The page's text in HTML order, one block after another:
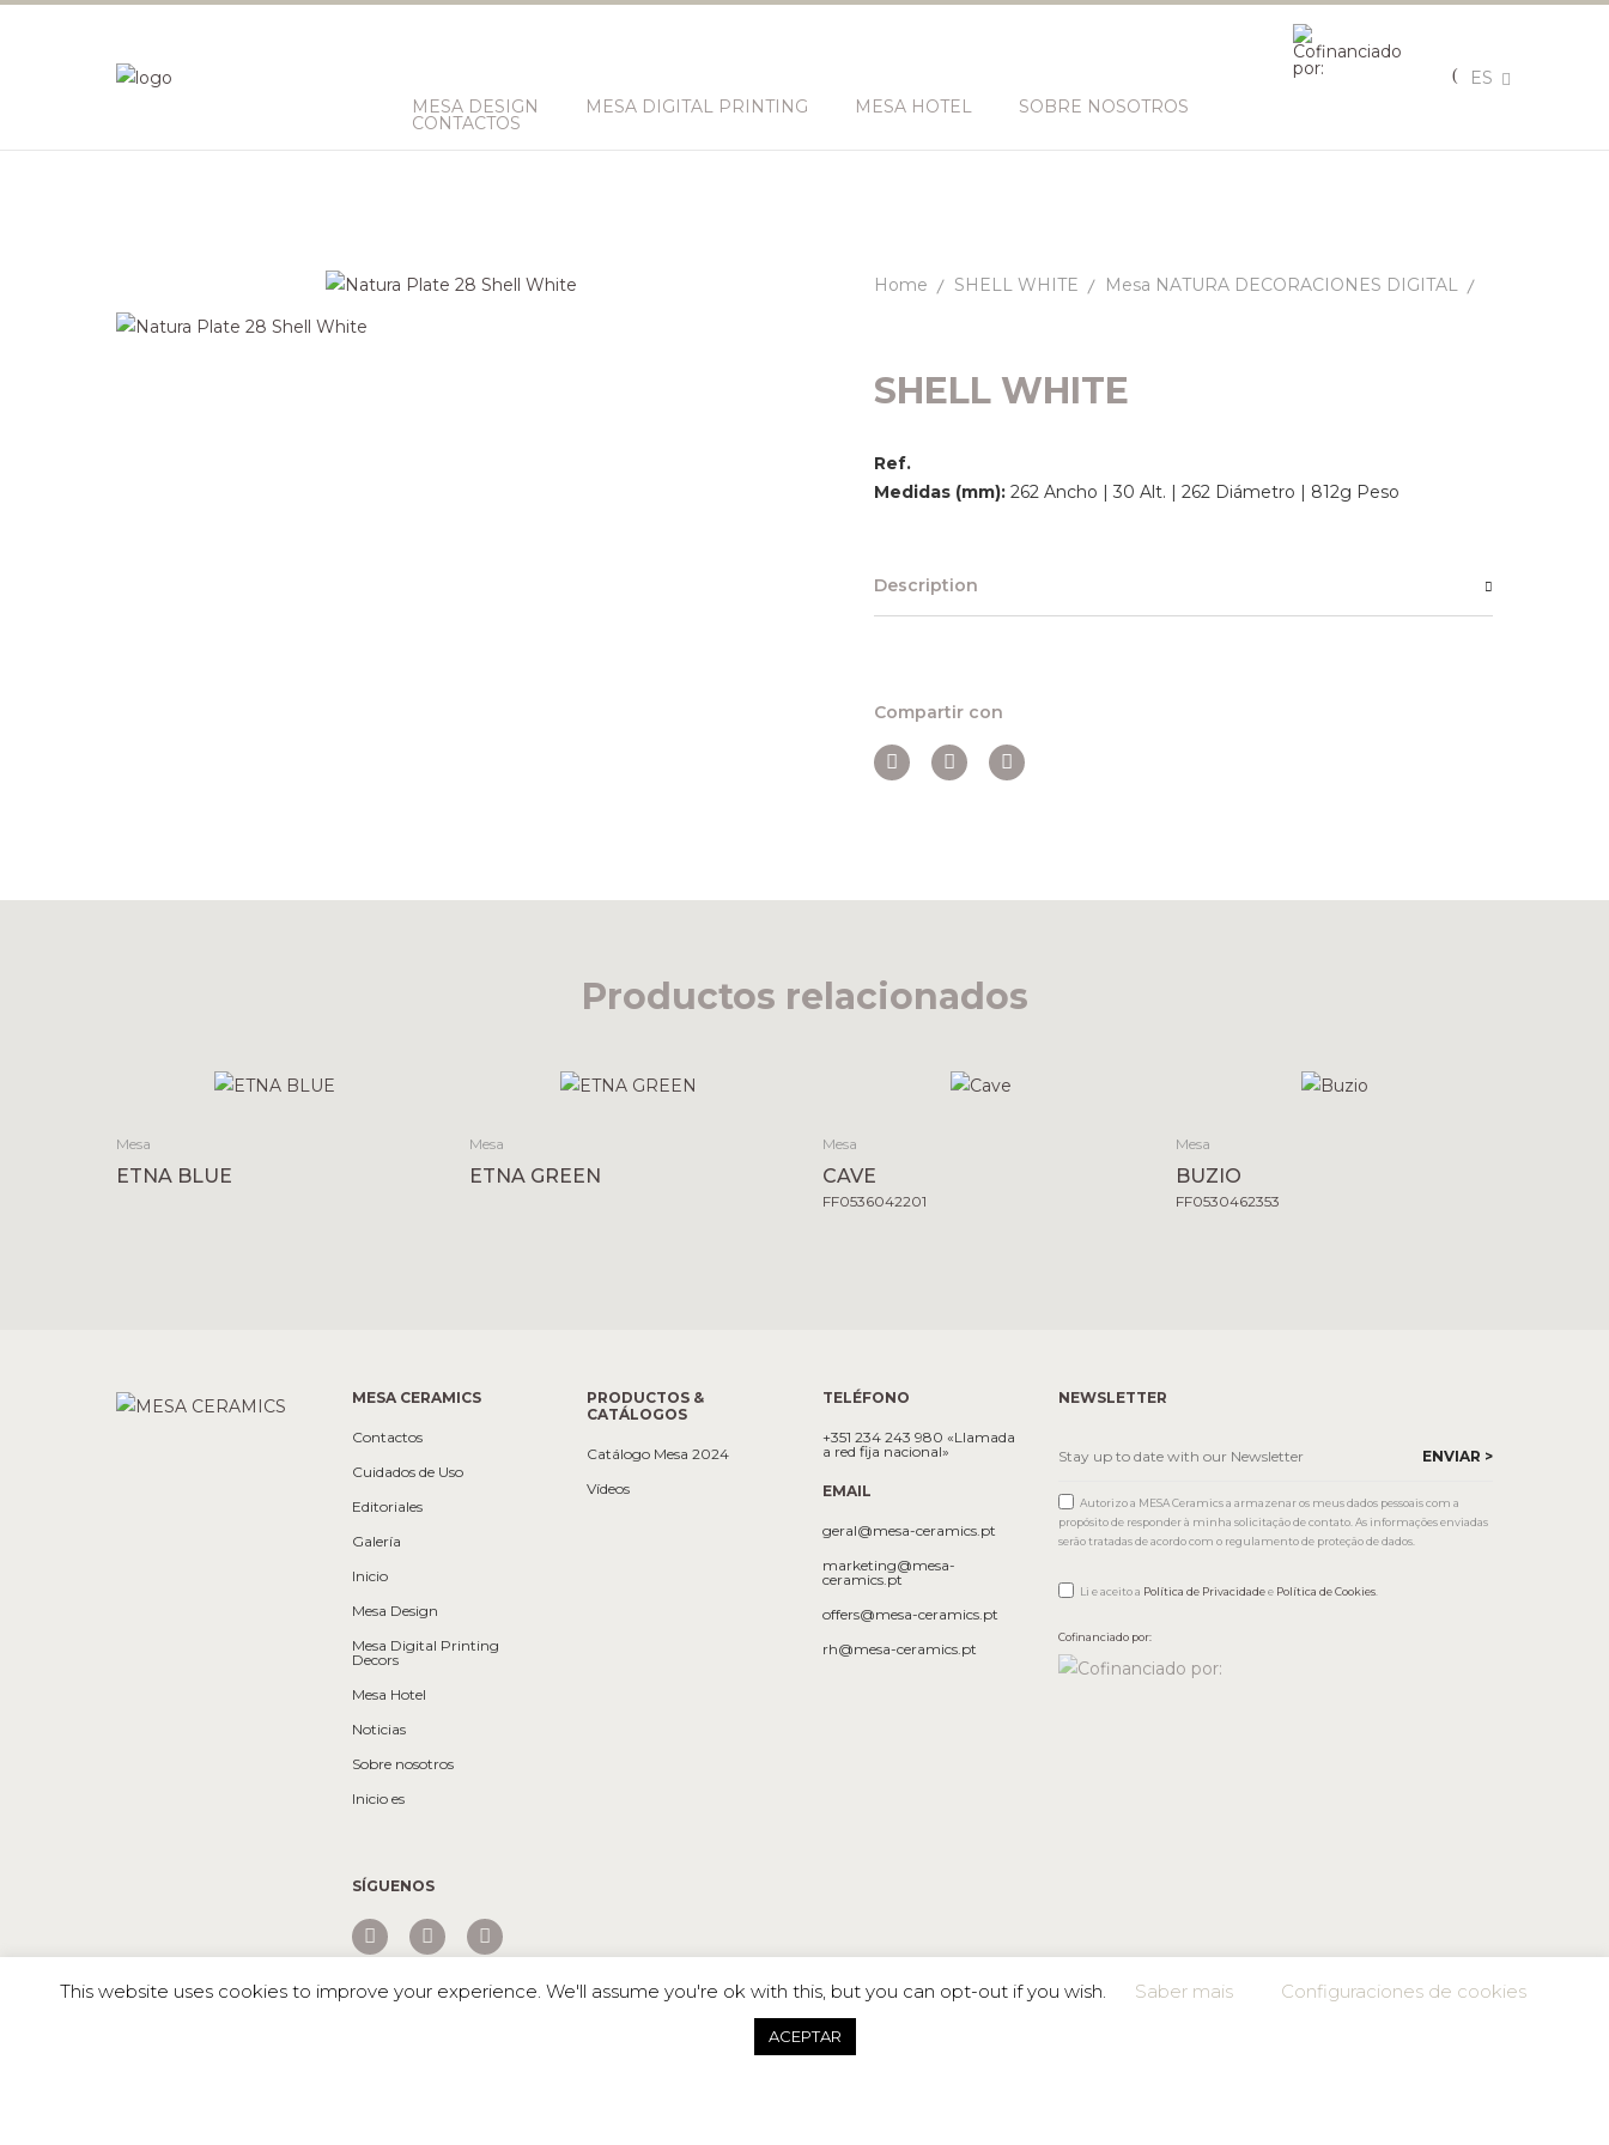
MESA DESIGN MESA DIGITAL PRINTING MESA HOTEL SOBRE NOSOTROS
CONTACTOS
ES
Home SHELL WHITE Mesa NATURA DECORACIONES DIGITAL
SHELL WHITE
Ref.
Medidas (mm): 262 Ancho | 30 Alt. | 262 Diámetro | 812g Peso
Description
Compartir con
Productos relacionados
Mesa
ETNA BLUE
Mesa
ETNA GREEN
Mesa
CAVE
FF0536042201
Mesa
BUZIO
FF0530462353
MESA CERAMICS
Contactos
Cuidados de Uso
Editoriales
Galería
Inicio
Mesa Design
Mesa Digital Printing
Decors
Mesa Hotel
Noticias
Sobre nosotros
Inicio es
SÍGUENOS
PRODUCTOS &
CATÁLOGOS
Catálogo Mesa 2024
Vídeos
TELÉFONO
+351 234 243 980 «Llamada
a red fija nacional»
EMAIL
geral@mesa-ceramics.pt
marketing@mesa-
ceramics.pt
offers@mesa-ceramics.pt
rh@mesa-ceramics.pt
NEWSLETTER
Autorizo a MESA Ceramics a armazenar os meus dados pessoais com a
propósito de responder à minha solicitação de contato. As informações enviadas
serão tratadas de acordo com o regulamento de proteção de dados.
Li e aceito a Política de Privacidadee Política de Cookies.
Cofinanciado por:
This website uses cookies to improve your experience. We'll assume you're ok with this, but you can opt-out if you wish. Saber mais Configuraciones de cookies
ACEPTAR